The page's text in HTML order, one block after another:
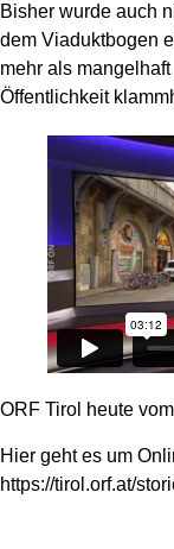
Bisher wurde auch
dem Viaduktbogen
mehr als
Öffentlichkeit
ORF Tirol heute
Hier geht es um
https://tirol.orf.at/